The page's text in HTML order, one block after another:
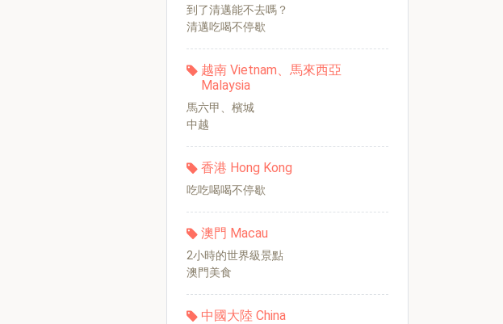
到了清邁能不去嗎？
清邁吃喝不停歇
越南 Vietnam、馬來西亞
Malaysia
馬六甲、檳城
中越
香港 Hong Kong
吃吃喝喝不停歇
澳門 Macau
2小時的世界級景點
澳門美食
中國大陸 China